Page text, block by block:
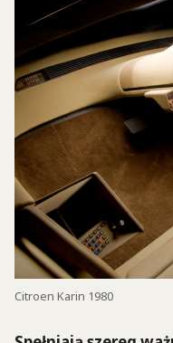
Citroen Karin 1980